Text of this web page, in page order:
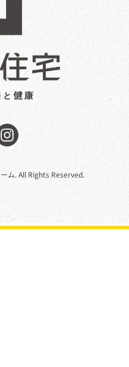
ム. All Rights Reserved.